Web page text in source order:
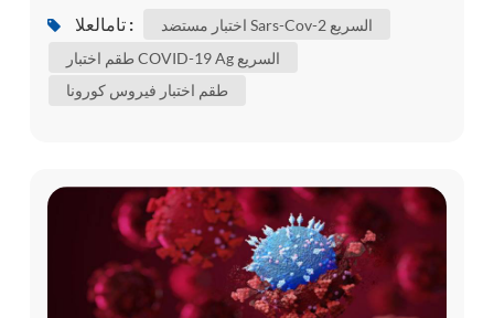
المستجد . ، وسمي الفيروس لاحقًا بالمتلازمة التنفسية
بأنه العامل المسبب لمرض فيروس كورونا 2019
(COVID-19) . على الرغم من المحاولات الضخمة
تامالعلا :
اختبار مستضد Sars-Cov-2 السريع
طقم اختبار COVID-19 Ag السريع
طقم اختبار فيروس كورونا